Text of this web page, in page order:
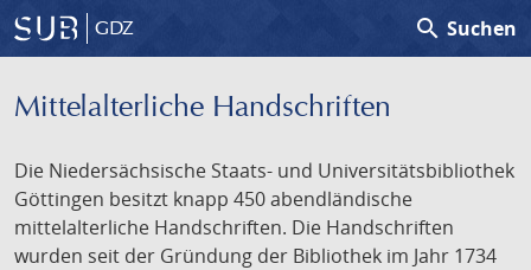
GDZ search Suchen
Mittelalterliche Handschriften
Die Niedersächsische Staats- und Universitätsbibliothek
Göttingen besitzt knapp 450 abendländische
mittelalterliche Handschriften. Die Handschriften
wurden seit der Gründung der Bibliothek im Jahr 1734